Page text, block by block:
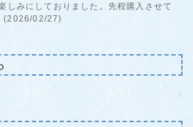
しみにしておりました。先程購入させて
(2026/02/27)